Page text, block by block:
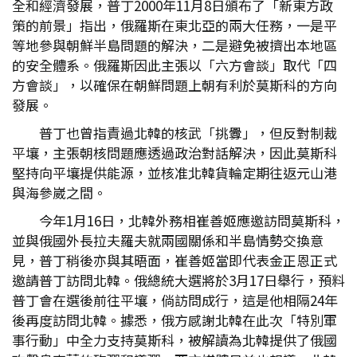
全和經濟發展，普丁2000年11月8日頒布了「新東方政
策的前景」指出，俄羅斯在東北亞的兩大任務，一是平
等地參與朝鮮半島問題的解決，二是避免被擠出本地區
的安全體系。俄羅斯因此主張以「六方會談」取代「四
方會談」，以確保在朝鮮問題上朝有利於莫斯科的方向
發展。
普丁也曾指責過北韓的核武「挑釁」，但反對制裁
平壤，主張朝核問題應透過政治對話解決，因此莫斯科
堅持向平壤提供能源，並核准北韓貨輪定期往返元山港
與海參崴之間。
今年1月16日，北韓外務相崔善姬應邀訪問莫斯科，
並與俄國外長拉夫羅夫就兩國關係和半島情勢交換意
見，普丁稍後亦與其晤面，崔善姬當即代表金正恩正式
邀請普丁訪問北韓。俄總統大選將於3月17日舉行，預料
普丁會在選後前往平壤，倘訪問成行，這是他相隔24年
後再度訪問北韓。據悉，俄方感謝北韓在此次「特別軍
事行動」中全力支持莫斯科，被解讀為北韓提供了俄國